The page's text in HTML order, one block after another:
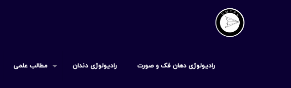
رادیولوژی دهان فک و صورت رادیولوژی دندان مطالب علمی